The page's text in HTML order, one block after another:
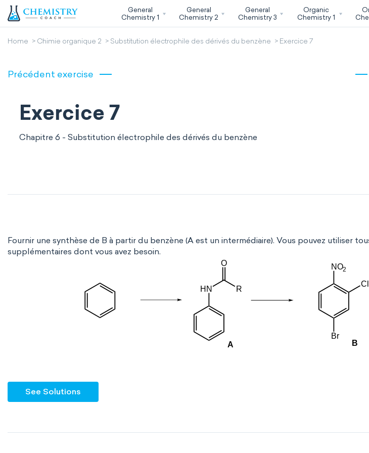
General
Chemistry 1
General
Chemistry 2
General
Chemistry 3
Organic
Chemistry 1
Home Chimie organique 2 Substitution électrophile des dérivés du benzène Exercice 7
Précédent exercise
Exercice 7
Chapitre 6 - Substitution électrophile des dérivés du benzène
Fournir une synthèse de B à partir du benzène (A est un intermédiaire). Vous pouvez utiliser
supplémentaires dont vous avez besoin.
See Solutions